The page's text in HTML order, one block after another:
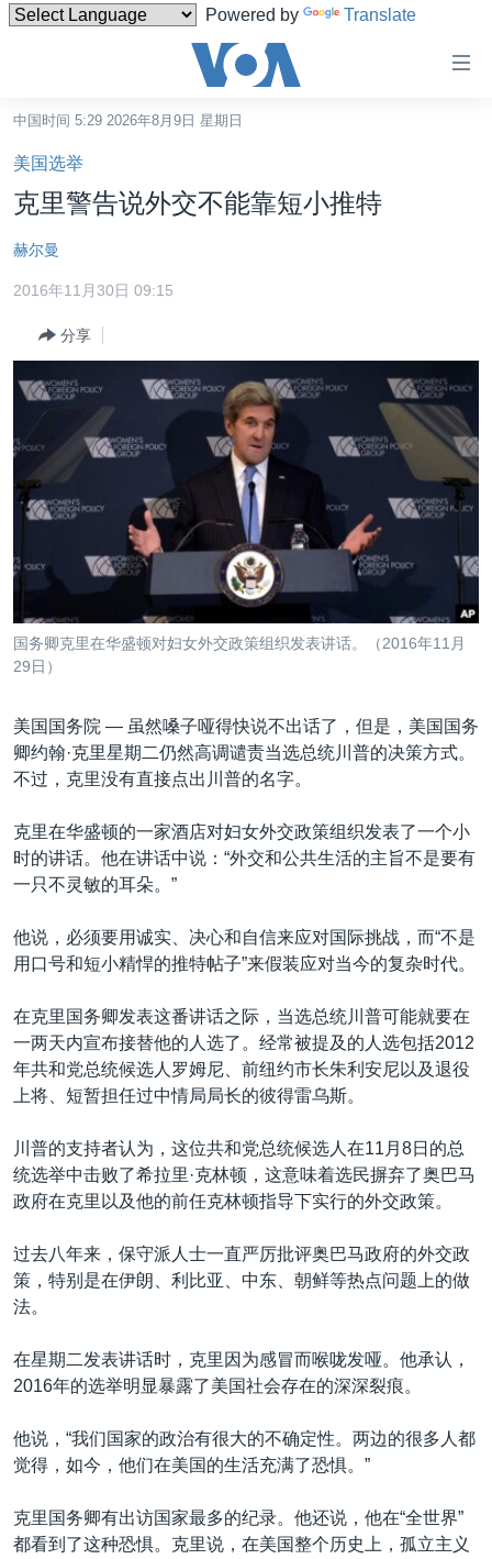
Powered by Translate
碍
链
跳
转
内
航
跳
检
台湾
港澳
国际
最新国际新闻
中东
欧洲
美洲
全球议题
分类新闻
经济·金融·贸易
人权·法律·宗教
科教·文娱·体健
劳工
环境
美中关系
热点专题
白宫要闻
美中关系
美国建国250周年
埃博拉疫情
重要讲话与声明
台海两岸关系
关注西藏
关注新疆
GEN Z 看美国
VOA视频
中文广播
关注我们
其他语言网站
中国时间 5:29 2026年8月9日 星期日
美国选举
克里警告说外交不能靠短小推特
赫尔曼
2016年11月30日 09:15
分享
国务卿克里在华盛顿对妇女外交政策组织发表讲话。（2016年11月
29日）
美国国务院 — 虽然嗓子哑得快说不出话了，但是，美国国务
卿约翰·克里星期二仍然高调谴责当选总统川普的决策方式。
不过，克里没有直接点出川普的名字。
克里在华盛顿的一家酒店对妇女外交政策组织发表了一个小
时的讲话。他在讲话中说：“外交和公共生活的主旨不是要有
一只不灵敏的耳朵。”
他说，必须要用诚实、决心和自信来应对国际挑战，而“不是
用口号和短小精悍的推特帖子”来假装应对当今的复杂时代。
在克里国务卿发表这番讲话之际，当选总统川普可能就要在
一两天内宣布接替他的人选了。经常被提及的人选包括2012
年共和党总统候选人罗姆尼、前纽约市长朱利安尼以及退役
上将、短暂担任过中情局局长的彼得雷乌斯。
川普的支持者认为，这位共和党总统候选人在11月8日的总
统选举中击败了希拉里·克林顿，这意味着选民摒弃了奥巴马
政府在克里以及他的前任克林顿指导下实行的外交政策。
过去八年来，保守派人士一直严厉批评奥巴马政府的外交政
策，特别是在伊朗、利比亚、中东、朝鲜等热点问题上的做
法。
在星期二发表讲话时，克里因为感冒而喉咙发哑。他承认，
2016年的选举明显暴露了美国社会存在的深深裂痕。
他说，“我们国家的政治有很大的不确定性。两边的很多人都
觉得，如今，他们在美国的生活充满了恐惧。”
克里国务卿有出访国家最多的纪录。他还说，他在“全世界”
都看到了这种恐惧。克里说，在美国整个历史上，孤立主义